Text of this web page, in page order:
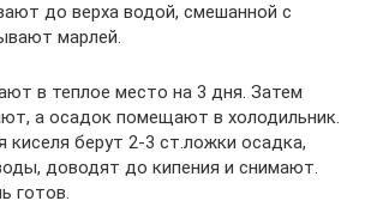
до верха водой, смешанной с
марлей.
в теплое место на 3 дня. Затем
а осадок помещают в холодильник.
киселя берут 2-3 ст.ложки осадка,
доводят до кипения и снимают.
готов.